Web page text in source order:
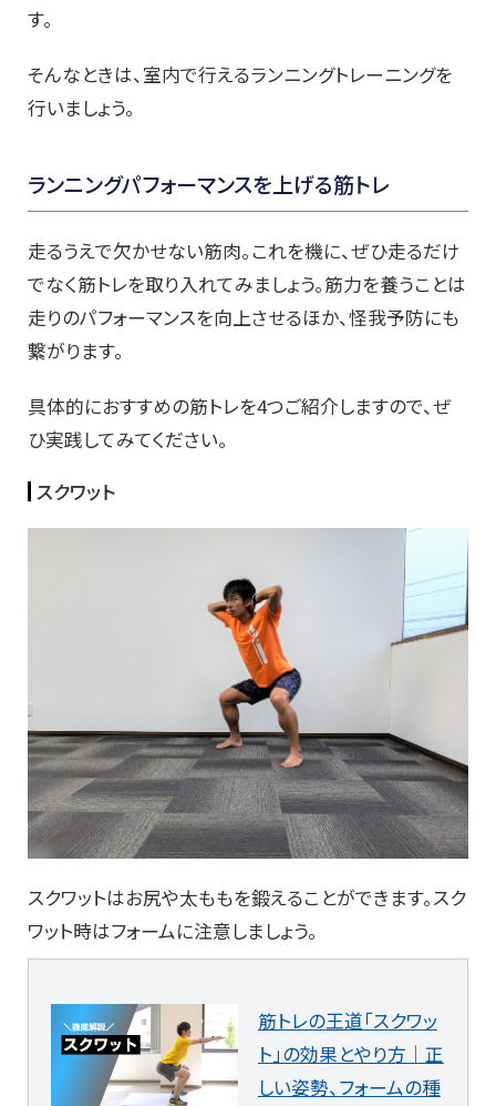
す。
そんなときは、室内で行えるランニングトレーニングを
行いましょう。
ランニングパフォーマンスを上げる筋トレ
走るうえで欠かせない筋肉。これを機に、ぜひ走るだけ
でなく筋トレを取り入れてみましょう。筋力を養うことは
走りのパフォーマンスを向上させるほか、怪我予防にも
繋がります。
具体的におすすめの筋トレを4つご紹介しますので、ぜ
ひ実践してみてください。
スクワット
スクワットはお尻や太ももを鍛えることができます。スク
ワット時はフォームに注意しましょう。
筋トレの王道「スクワッ
ト」の効果とやり方｜正
しい姿勢、フォームの種